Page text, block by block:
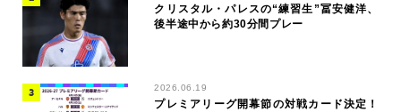
クリスタル・パレスの“練習生”冨安健洋、
後半途中から約30分間プレー
2026.06.19
プレミアリーグ開幕節の対戦カード決定！